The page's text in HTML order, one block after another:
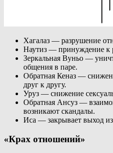
Хагалаз — разрушение
Наутиз — принуждение к
Зеркальная Вуньо —
общения в паре.
Обратная Кеназ —
друг к другу.
Уруз — снижение
Обратная Ансуз —
возникают скандалы.
Иса — закрывает выход
«Крах отношений»